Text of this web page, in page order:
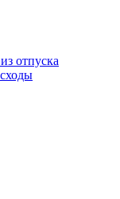
отпуска